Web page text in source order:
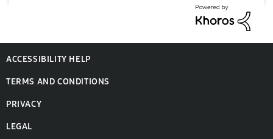
ACCESSIBILITY HELP
TERMS AND CONDITIONS
PRIVACY
LEGAL